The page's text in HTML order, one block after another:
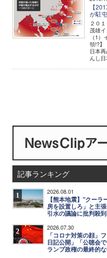
【
が駐
２０
茂雄
（1
領!?】
日本
んし
記事ランキング
1 2026.08.01
【熊本地震】"クー
房を設置しろ」と主
引水の議論に批判殺到
2 2026.07.30
「コロナ対策の顔」
日記公開」「公聴会
ランプ政権の最終的